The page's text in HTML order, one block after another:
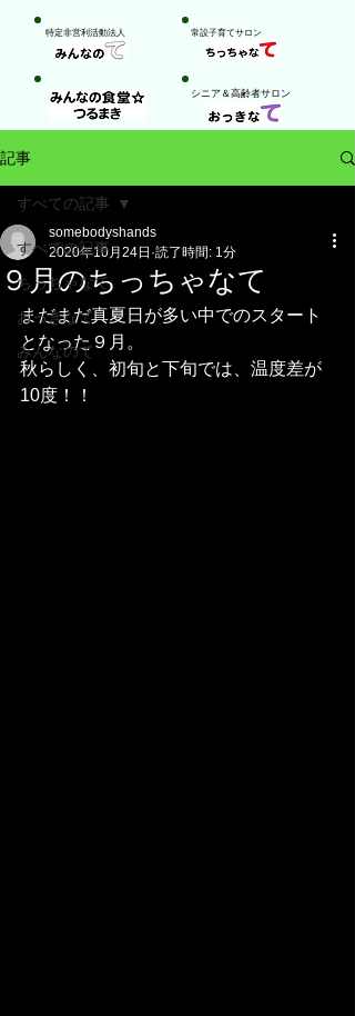
特定非営利活動法人 ​常設子育てサロン
​シニア＆高齢者サロン
記事
すべての記事
ちっちゃなて
おっきなて
みんなのて
すべての記事
９月のちっちゃなて
somebodyshands
2020年10月24日 読了時間: 1分
まだまだ真夏日が多い中でのスタート
となった９月。
秋らしく、初旬と下旬では、温度差が
10度！！